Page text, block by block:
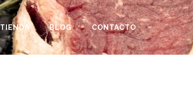
TIENDA BLOG CONTACTO